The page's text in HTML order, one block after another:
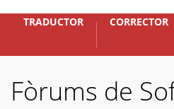
TRADUCTOR CORRECTOR
Fòrums de